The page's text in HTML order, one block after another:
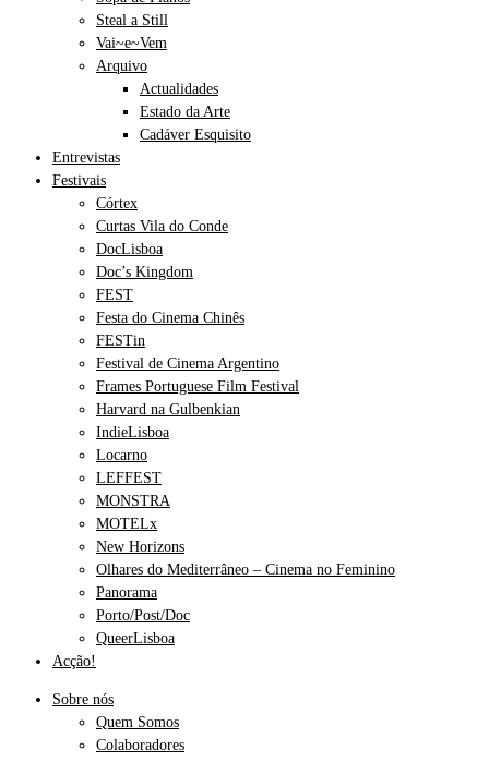
Steal a Still
Vai~e~Vem
Arquivo
Actualidades
Estado da Arte
Cadáver Esquisito
Entrevistas
Festivais
Córtex
Curtas Vila do Conde
DocLisboa
Doc’s Kingdom
FEST
Festa do Cinema Chinês
FESTin
Festival de Cinema Argentino
Frames Portuguese Film Festival
Harvard na Gulbenkian
IndieLisboa
Locarno
LEFFEST
MONSTRA
MOTELx
New Horizons
Olhares do Mediterrâneo – Cinema no Feminino
Panorama
Porto/Post/Doc
QueerLisboa
Acção!
Sobre nós
Quem Somos
Colaboradores